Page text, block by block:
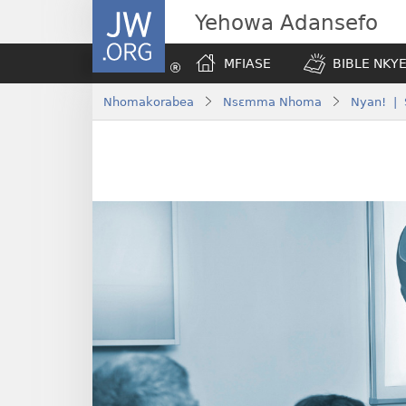
JW.ORG Yehowa Adansefo
MFIASE BIBLE
Nhomakorabea Nsɛmma Nhoma Nyan! |